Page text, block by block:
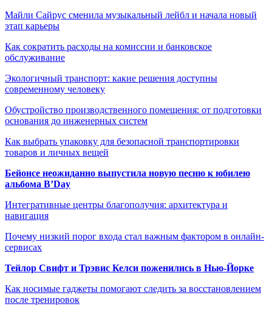
Майли Сайрус сменила музыкальный лейбл и начала новый
этап карьеры
Как сократить расходы на комиссии и банковское
обслуживание
Экологичный транспорт: какие решения доступны
современному человеку
Обустройство производственного помещения: от подготовки
основания до инженерных систем
Как выбрать упаковку для безопасной транспортировки
товаров и личных вещей
Бейонсе неожиданно выпустила новую песню к юбилею
альбома B’Day
Интегративные центры благополучия: архитектура и
навигация
Почему низкий порог входа стал важным фактором в онлайн-
сервисах
Тейлор Свифт и Трэвис Келси поженились в Нью-Йорке
Как носимые гаджеты помогают следить за восстановлением
после тренировок